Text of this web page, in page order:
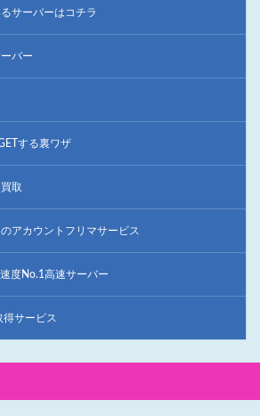
サーバーはコチラ
バー
する裏ワザ
取
アカウントフリマサービス
速度No.1高速サーバー
得サービス